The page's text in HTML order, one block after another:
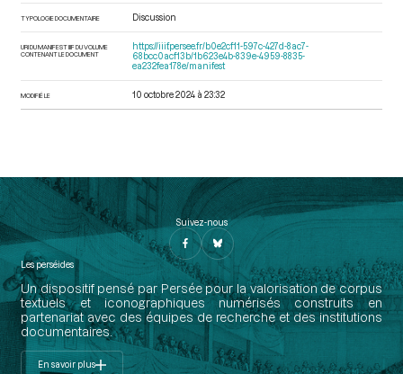
TYPOLOGIE DOCUMENTAIRE Discussion
URI DU MANIFEST IIIF DU VOLUME
CONTENANT LE DOCUMENT
https://iiif.persee.fr/b0e2cf11-597c-427d-8ac7-
68bcc0acf13b/1b623e4b-839e-4959-8835-
ea232fea178e/manifest
MODIFIÉ LE 10 octobre 2024 à 23:32
Suivez-nous
Les perséides
Un dispositif pensé par Persée pour la valorisation de corpus
textuels et iconographiques numérisés construits en
partenariat avec des équipes de recherche et des institutions
documentaires.
En savoir plus